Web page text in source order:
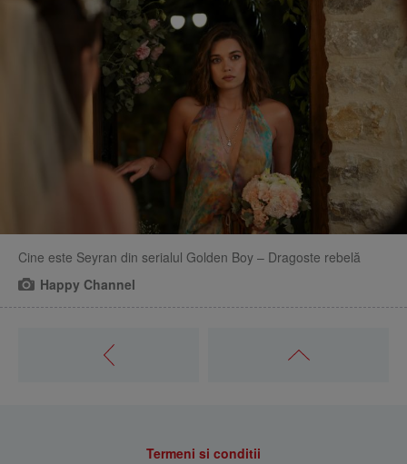
Cine este Seyran din serialul Golden Boy – Dragoste rebelă
Happy Channel
Termeni si conditii